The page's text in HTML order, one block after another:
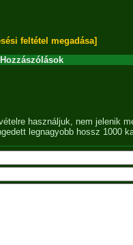
feltétel megadása]
Hozzászólások
használjuk, nem jelenik
legnagyobb hossz 1000